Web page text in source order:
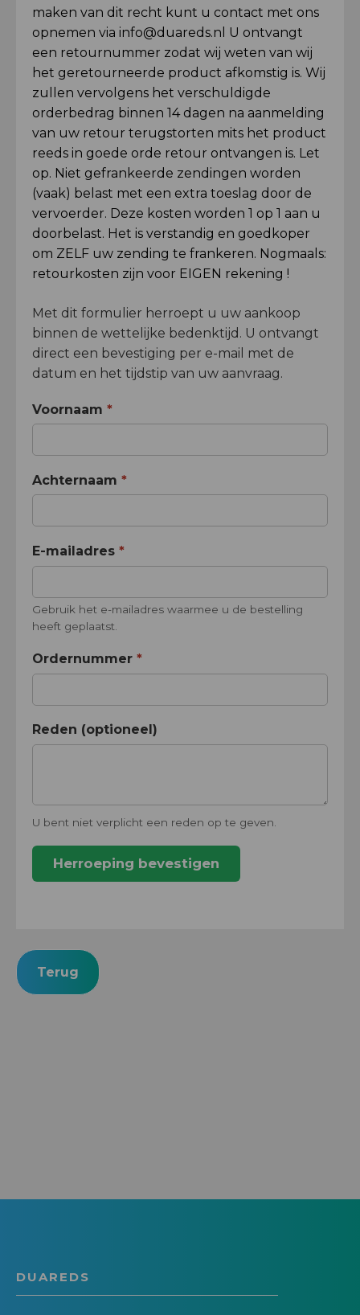
maken van dit recht kunt u contact met ons
opnemen via info@duareds.nl U ontvangt
een retournummer zodat wij weten van wij
het geretourneerde product afkomstig is. Wij
zullen vervolgens het verschuldigde
orderbedrag binnen 14 dagen na aanmelding
van uw retour terugstorten mits het product
reeds in goede orde retour ontvangen is. Let
op. Niet gefrankeerde zendingen worden
(vaak) belast met een extra toeslag door de
vervoerder. Deze kosten worden 1 op 1 aan u
doorbelast. Het is verstandig en goedkoper
om ZELF uw zending te frankeren. Nogmaals:
retourkosten zijn voor EIGEN rekening !
Met dit formulier herroept u uw aankoop
binnen de wettelijke bedenktijd. U ontvangt
direct een bevestiging per e-mail met de
datum en het tijdstip van uw aanvraag.
Voornaam *
Achternaam *
E-mailadres *
Gebruik het e-mailadres waarmee u de bestelling
heeft geplaatst.
Ordernummer *
Reden (optioneel)
U bent niet verplicht een reden op te geven.
Herroeping bevestigen
Terug
DUAREDS